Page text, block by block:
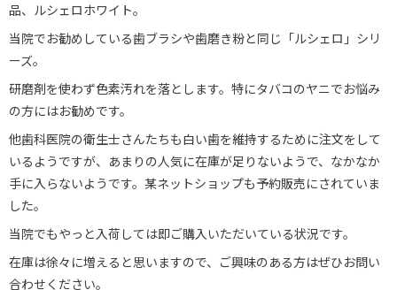
品、ルシェロホワイト。
当院でお勧めしている歯ブラシや歯磨き粉と同じ「ルシェロ」シリ
ーズ。
研磨剤を使わず色素汚れを落とします。特にタバコのヤニでお悩み
の方にはお勧めです。
他歯科医院の衛生士さんたちも白い歯を維持するために注文をして
いるようですが、あまりの人気に在庫が足りないようで、なかなか
手に入らないようです。某ネットショップも予約販売にされていま
した。
当院でもやっと入荷しては即ご購入いただいている状況です。
在庫は徐々に増えると思いますので、ご興味のある方はぜひお問い
合わせください。